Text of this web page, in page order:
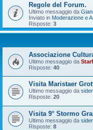
Regole del Forum.
Ultimo messaggio da
Inviato in Moderazione e
Risposte: 3
Associazione
Ultimo messaggio da
Risposte: 40
Visita Maristaer
Ultimo messaggio da
Risposte: 20
Visita 9° Stormo
Ultimo messaggio da
Risposte: 8